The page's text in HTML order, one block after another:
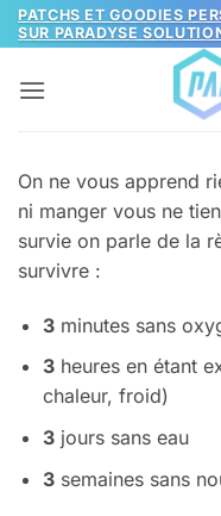
Passer
au
PATCHS ET GOODIES
SUR PARADYSE
On ne vous apprend
ni manger vous ne
survie on parle de la
survivre :
3minutes sans
3heures en étant
chaleur, froid)
3jours sans eau
3semaines sans